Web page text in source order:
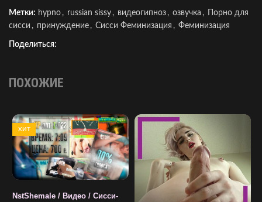
Метки: hypno , russian sissy , видеогипноз , озвучка ,
Порно для
сисси , принуждение , Сисси Феминизация , Феминизация
Поделиться:
ПОХОЖИЕ
ХИТ
NstShemale / Видео / Cисси-